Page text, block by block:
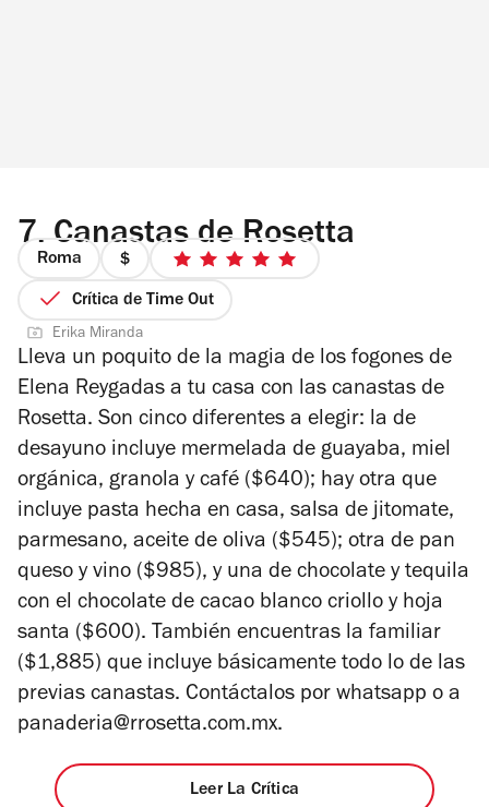
7. Canastas de Rosetta
Roma
precio
1
de
4
5
estrellas
Crítica de Time Out
Erika Miranda
Lleva un poquito de la magia de los fogones de
Elena Reygadas a tu casa con las canastas de
Rosetta. Son cinco diferentes a elegir: la de
desayuno incluye mermelada de guayaba, miel
orgánica, granola y café ($640); hay otra que
incluye pasta hecha en casa, salsa de jitomate,
parmesano, aceite de oliva ($545); otra de pan
queso y vino ($985), y una de chocolate y tequila
con el chocolate de cacao blanco criollo y hoja
santa ($600). También encuentras la familiar
($1,885) que incluye básicamente todo lo de las
previas canastas. Contáctalos por whatsapp o a
panaderia@rrosetta.com.mx.
Leer La Crítica